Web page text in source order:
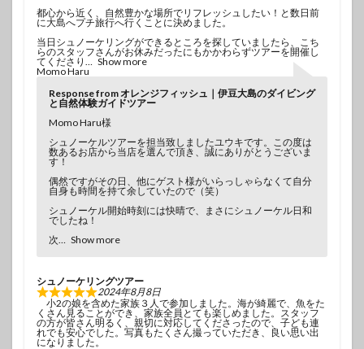
都心から近く、自然豊かな場所でリフレッシュしたい！と数日前
に大島へプチ旅行へ行くことに決めました。
当日シュノーケリングができるところを探していましたら、こち
らのスタッフさんがお休みだったにもかかわらずツアーを開催し
てくださり
Show more
Momo Haru
Response from オレンジフィッシュ｜伊豆大島のダイビング
と自然体験ガイドツアー
Momo Haru様
シュノーケルツアーを担当致しましたユウキです。この度は
数あるお店から当店を選んで頂き、誠にありがとうございま
す！
偶然ですがその日、他にゲスト様がいらっしゃらなくて自分
自身も時間を持て余していたので（笑）
シュノーケル開始時刻には快晴で、まさにシュノーケル日和
でしたね！
次
Show more
シュノーケリングツアー
2024年8月8日
小2の娘を含めた家族３人で参加しました。海が綺麗で、魚をた
くさん見ることができ、家族全員とても楽しめました。スタッフ
の方が皆さん明るく、親切に対応してくださったので、子ども連
れでも安心でした。写真もたくさん撮っていただき、良い思い出
になりました。